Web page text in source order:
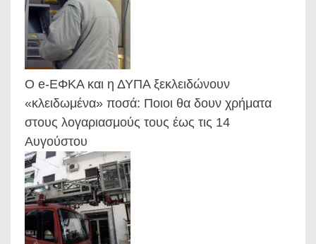
Ο e-ΕΦΚΑ και η ΔΥΠΑ ξεκλειδώνουν
«κλειδωμένα» ποσά: Ποιοι θα δουν χρήματα
στους λογαριασμούς τους έως τις 14
Αυγούστου